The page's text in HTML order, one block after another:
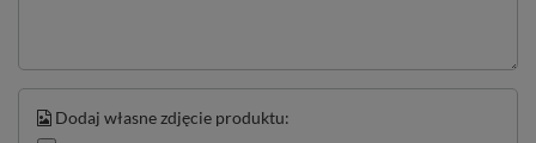
Dodaj własne zdjęcie produktu: